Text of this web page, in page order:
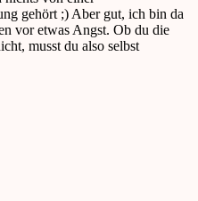
gehört ;) Aber gut, ich bin da
vor etwas Angst. Ob du die
musst du also selbst